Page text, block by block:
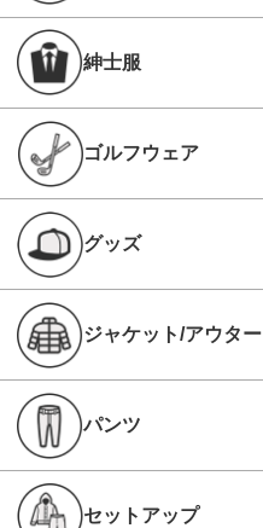
紳士服
ゴルフウェア
グッズ
ジャケット/アウター
パンツ
セットアップ